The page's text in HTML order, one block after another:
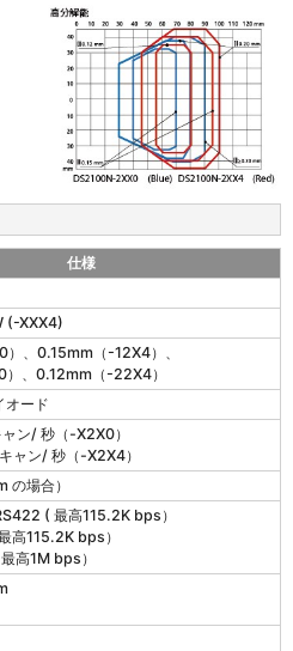
仕様
(-XXX4)
、0.15mm（-12X4）、
、0.12mm（-22X4）
オード
ン/ 秒（-X2X0）
ャン/ 秒（-X2X4）
場合）
( 最高115.2K bps）
115.2K bps）
高1M bps）